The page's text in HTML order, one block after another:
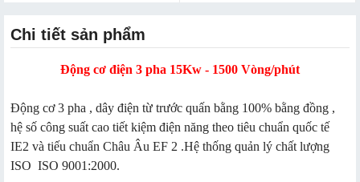
Chi tiết sản phẩm
Động cơ điện 3 pha 15Kw - 1500 Vòng/phút
Động cơ 3 pha , dây điện từ trước quấn bằng 100% bằng đồng ,
hệ số công suất cao tiết kiệm điện năng theo tiêu chuẩn quốc tế
IE2 và tiếu chuẩn Châu Âu EF 2 .Hệ thống quản lý chất lượng
ISO ISO 9001:2000.